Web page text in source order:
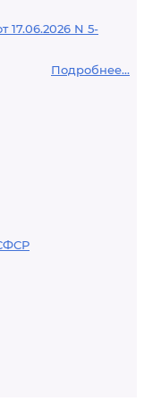
N 5-
Подробнее...